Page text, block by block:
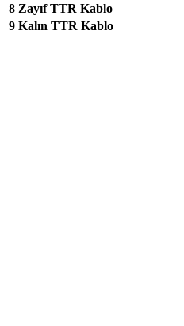
8 Zayıf TTR Kablo
9 Kalın TTR Kablo